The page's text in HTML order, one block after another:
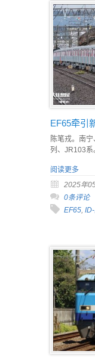
EF65牵引
陈笔戎。南
列、JR103系
阅读更多
2025年
0条评论
EF65,